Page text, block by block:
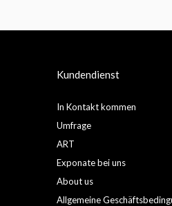
Kundendienst
In Kontakt kommen
Umfrage
ART
Exponate bei uns
About us
Allgemeine